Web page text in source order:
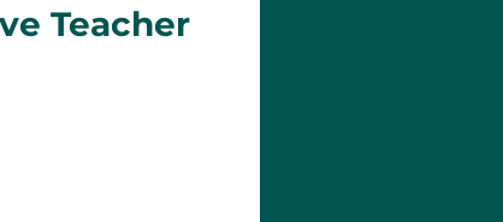
Teacher